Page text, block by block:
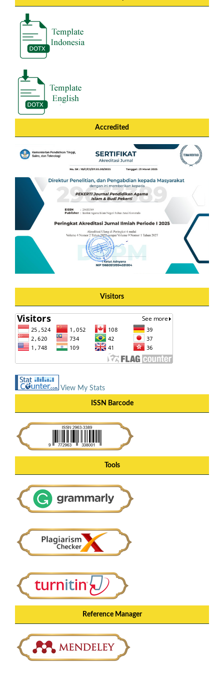
Accredited
Visitors
View My Stats
ISSN Barcode
Tools
Reference Manager